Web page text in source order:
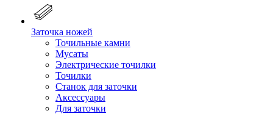
Заточка ножей
Точильные камни
Мусаты
Электрические точилки
Точилки
Станок для заточки
Аксессуары
Для заточки